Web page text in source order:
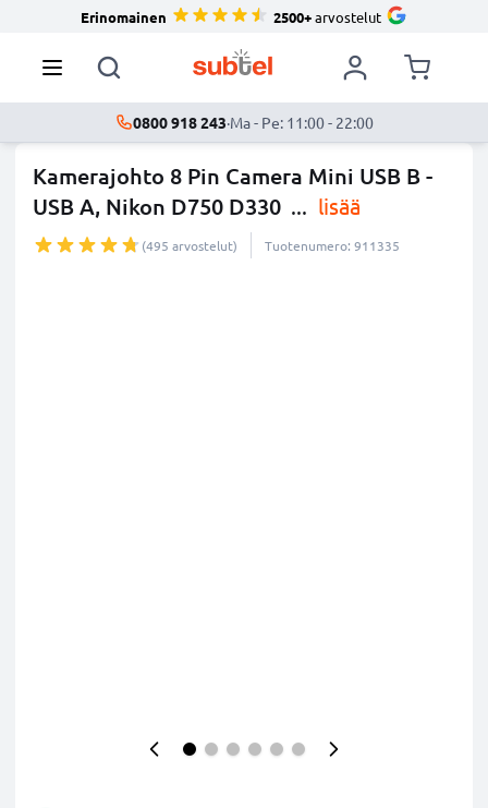
Erinomainen 2500+arvostelut
0800 918 243·Ma - Pe: 11:00 - 22:00
Kamerajohto 8 Pin Camera Mini USB B -
USB A, Nikon D750 D330 ... lisää
(495 arvostelut) Tuotenumero: 911335